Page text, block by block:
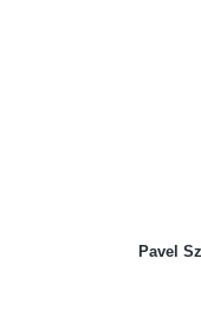
Pavel